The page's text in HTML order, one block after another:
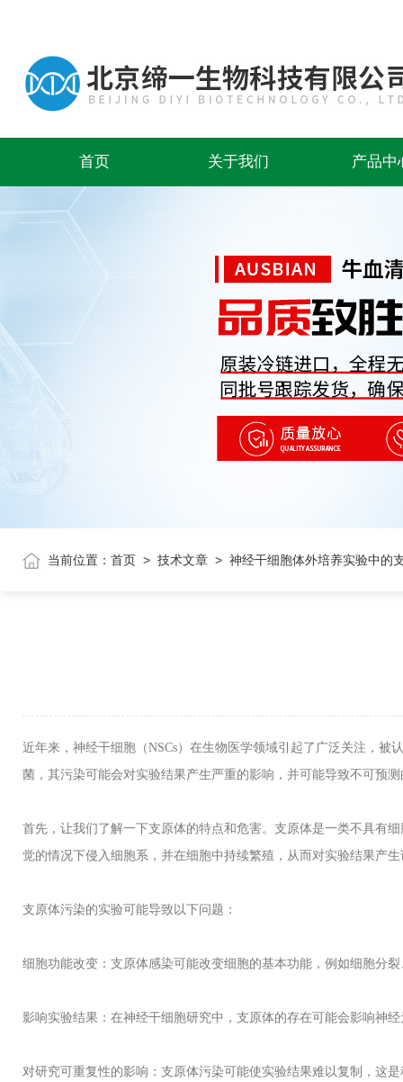
首页 关于我们 产品中
当前位置： 首页 > 技术文章 > 神经干细胞体外培养实验中的
近年来，神经干细胞（NSCs）在生物医学领域引起了广泛关注，被
菌，其污染可能会对实验结果产生严重的影响，并可能导致不可预
首先，让我们了解一下支原体的特点和危害。支原体是一类不具有
觉的情况下侵入细胞系，并在细胞中持续繁殖，从而对实验结果产
支原体污染的实验可能导致以下问题：
细胞功能改变：支原体感染可能改变细胞的基本功能，例如细胞分
影响实验结果：在神经干细胞研究中，支原体的存在可能会影响神
对研究可重复性的影响：支原体污染可能使实验结果难以复制，这